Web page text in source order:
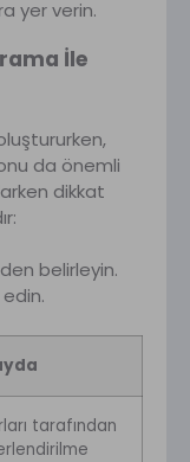
yer verin.
İle
da önemli
dikkat
belirleyin.
tarafından